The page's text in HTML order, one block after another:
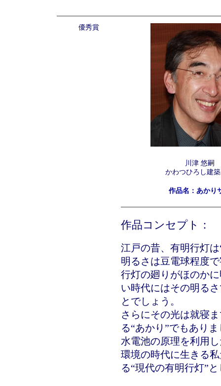
優秀賞
川津 悠嗣
かわつひろし建
作品名：あかり
作品コンセプト：
江戸の昔、有明行灯
明るさは豆電球程度
行灯の廻りがほのか
い時代にはその明る
とでしょう。
さらにその光は就寝
る“あかり”でもあり
水電池の原理を利用
環境の時代に生きる
る“現代の有明行灯”